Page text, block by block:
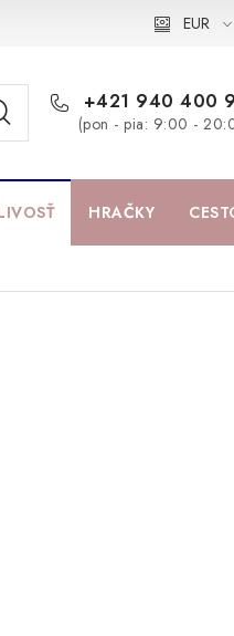
Darčeková poukážka EUR
+421 940 400
(pon - pia: 9:00 -
HRAČKY